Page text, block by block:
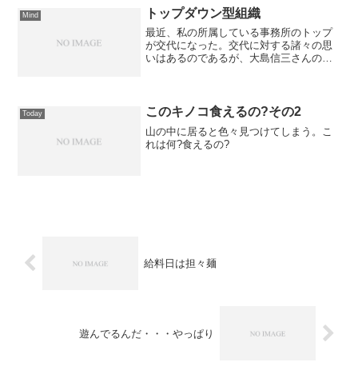
BlogWrite
Mind トップダウン型組織
最近、私の所属している事務所のトップ
が交代になった。交代に対する諸々の思
いはあるのであるが、大島信三さんのひ
で、結局トップダウン型の...
Today このキノコ食えるの?その2
山の中に居ると色々見つけてしまう。こ
れは何?食えるの?
給料日は担々麺
遊んでるんだ・・・やっぱり